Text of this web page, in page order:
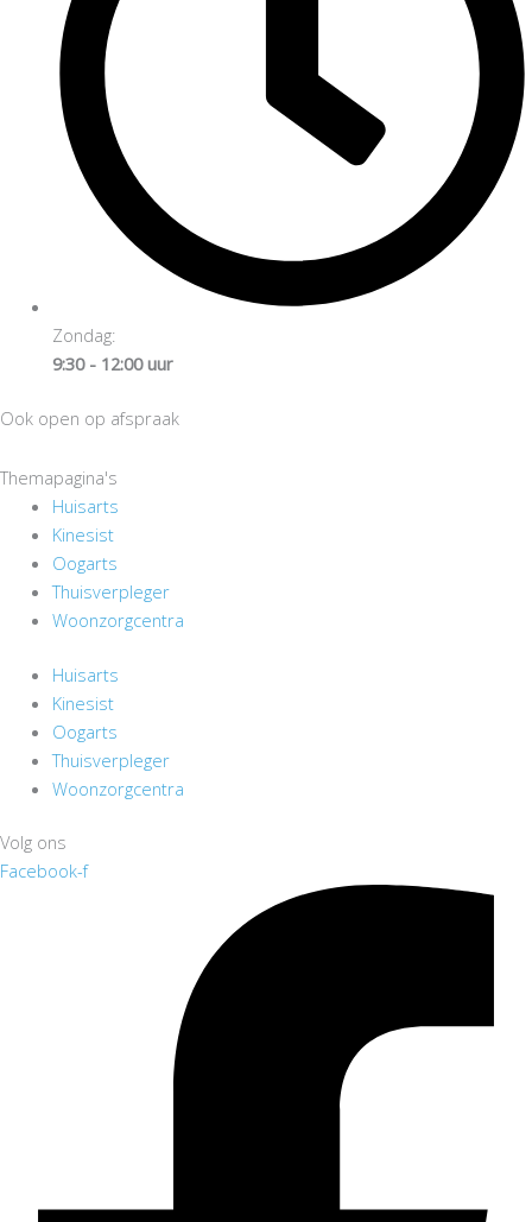
Zondag:
9:30 - 12:00 uur
Ook open op afspraak
Themapagina's
Huisarts
Kinesist
Oogarts
Thuisverpleger
Woonzorgcentra
Huisarts
Kinesist
Oogarts
Thuisverpleger
Woonzorgcentra
Volg ons
Facebook-f